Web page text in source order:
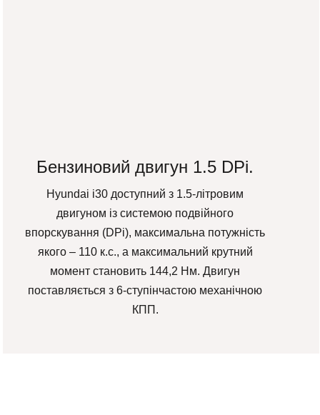
Бензиновий двигун 1.5 DPi.
Hyundai i30 доступний з 1.5-літровим
двигуном із системою подвійного
впорскування (DPi), максимальна потужність
якого – 110 к.с., а максимальний крутний
момент становить 144,2 Нм. Двигун
поставляється з 6-ступінчастою механічною
КПП.